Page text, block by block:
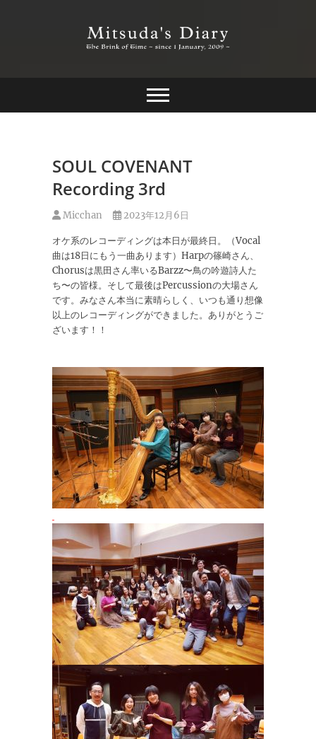
Mitsuda's Diary
SOUL COVENANT
Recording 3rd
Micchan 2023年12月6日
オケ系のレコーディングは本日が最終日。（Vocal
曲は18日にもう一曲あります）Harpの篠崎さん、
Chorusは黒田さん率いるBarzz〜鳥の吟遊詩人た
ち〜の皆様。そして最後はPercussionの大場さん
です。みなさん本当に素晴らしく、いつも通り想像
以上のレコーディングができました。ありがとうご
ざいます！！